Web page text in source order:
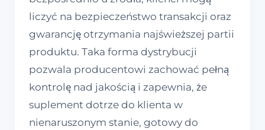
liczyć na bezpieczeństwo transakcji oraz
gwarancję otrzymania najświeższej partii
produktu. Taka forma dystrybucji
pozwala producentowi zachować pełną
kontrolę nad jakością i zapewnia, że
suplement dotrze do klienta w
nienaruszonym stanie, gotowy do